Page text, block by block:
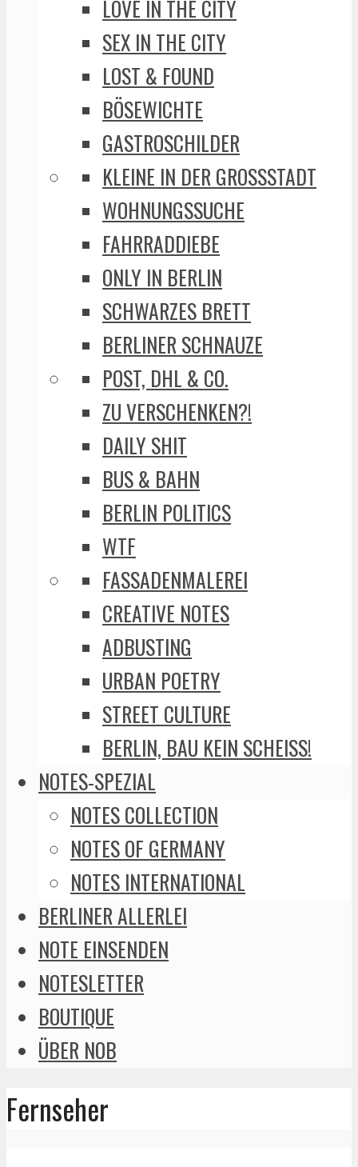
LOVE IN THE CITY
SEX IN THE CITY
LOST & FOUND
BÖSEWICHTE
GASTROSCHILDER
KLEINE IN DER GROSSSTADT
WOHNUNGSSUCHE
FAHRRADDIEBE
ONLY IN BERLIN
SCHWARZES BRETT
BERLINER SCHNAUZE
POST, DHL & CO.
ZU VERSCHENKEN?!
DAILY SHIT
BUS & BAHN
BERLIN POLITICS
WTF
FASSADENMALEREI
CREATIVE NOTES
ADBUSTING
URBAN POETRY
STREET CULTURE
BERLIN, BAU KEIN SCHEISS!
NOTES-SPEZIAL
NOTES COLLECTION
NOTES OF GERMANY
NOTES INTERNATIONAL
BERLINER ALLERLEI
NOTE EINSENDEN
NOTESLETTER
BOUTIQUE
ÜBER NOB
Fernseher